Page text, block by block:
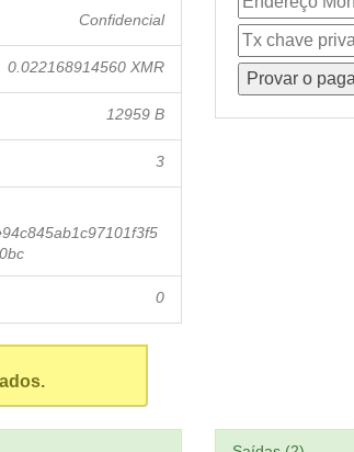
Confidencial
0.022168914560 XMR
12959 B
3
0